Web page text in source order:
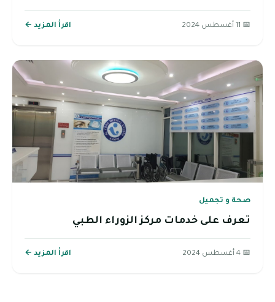
📅 11 أغسطس 2024 اقرأ المزيد ←
صحة و تجميل
تعرف على خدمات مركز الزوراء الطبي
📅 4 أغسطس 2024 اقرأ المزيد ←